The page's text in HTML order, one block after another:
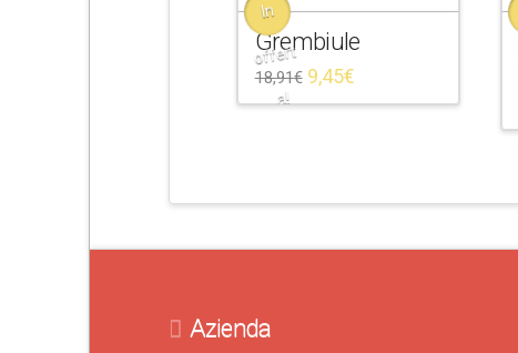
In
offert
a!
Grembiule
18,91€ 9,45€
Azienda